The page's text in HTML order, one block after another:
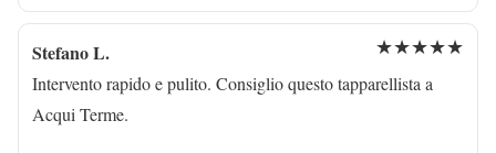
Stefano L. ★★★★★
Intervento rapido e pulito. Consiglio questo tapparellista a
Acqui Terme.